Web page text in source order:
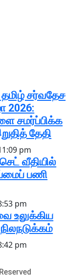
சர்வதேச
2026:
சமர்ப்பிக்க
தேதி
pm
வீதியில்
பணி
pm
உலுக்கிய
pm